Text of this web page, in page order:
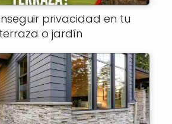
privacidad en tu
terraza o jardín